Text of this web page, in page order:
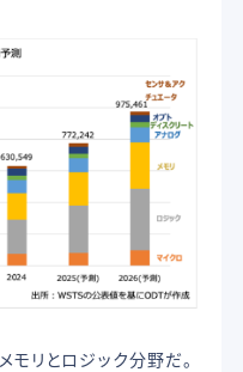
リとロジック分野だ。